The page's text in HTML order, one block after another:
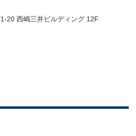
20 西嶋三井ビルディング 12F